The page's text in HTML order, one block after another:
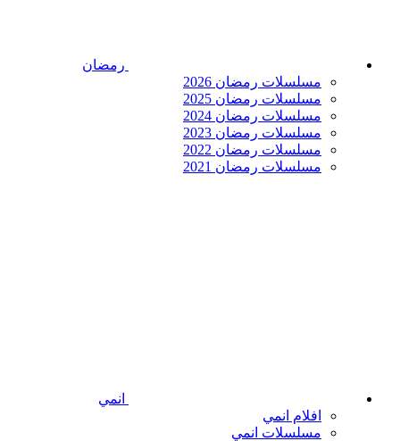
رمضان
مسلسلات رمضان 2026
مسلسلات رمضان 2025
مسلسلات رمضان 2024
مسلسلات رمضان 2023
مسلسلات رمضان 2022
مسلسلات رمضان 2021
انمي
افلام انمي
مسلسلات انمي